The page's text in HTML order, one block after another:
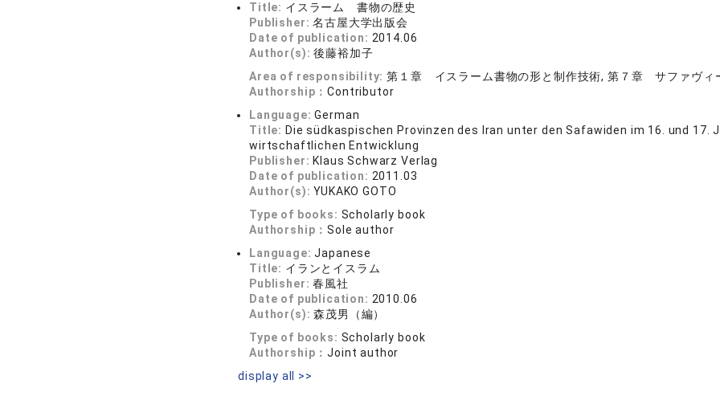
Title: イスラーム 書物の歴史
Publisher:名古屋大学出版会
Date of publication: 2014.06
Author(s):後藤裕加子
Area of responsibility:第１章 イスラーム書物の形と制作技術, 第７章 サファヴィ
Authorship：Contributor
Language:German
Title: Die südkaspischen Provinzen des Iran unter den Safawiden im 16. und 17.
wirtschaftlichen Entwicklung
Publisher: Klaus Schwarz Verlag
Date of publication: 2011.03
Author(s):YUKAKO GOTO
Type of books: Scholarly book
Authorship：Sole author
Language:Japanese
Title: イランとイスラム
Publisher:春風社
Date of publication: 2010.06
Author(s):森茂男（編）
Type of books: Scholarly book
Authorship：Joint author
display all >>